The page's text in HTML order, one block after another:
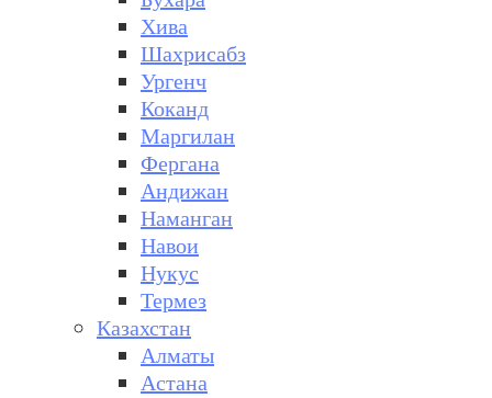
Хива
Шахрисабз
Ургенч
Коканд
Маргилан
Фергана
Андижан
Наманган
Навои
Нукус
Термез
Казахстан
Алматы
Астана